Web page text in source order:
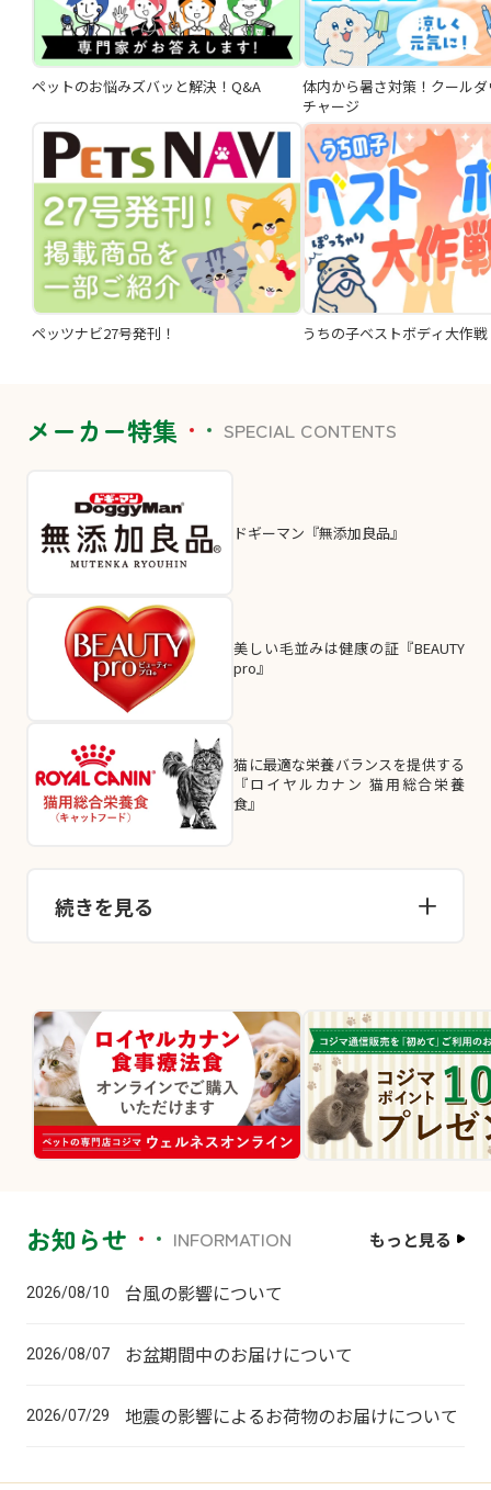
ペットのお悩みズバッと解決！Q&A
体内から暑さ対策！クール
チャージ
ペッツナビ27号発刊！ うちの子ベストボディ大作戦
メーカー特集 SPECIAL CONTENTS
ドギーマン『無添加良品』
美しい毛並みは健康の証『BEAUTY
pro』
猫に最適な栄養バランスを提供する
『ロイヤルカナン 猫用総合栄養
食』
続きを見る
お知らせ INFORMATION もっと見る
2026/08/10 台風の影響について
2026/08/07 お盆期間中のお届けについて
2026/07/29 地震の影響によるお荷物のお届けについて